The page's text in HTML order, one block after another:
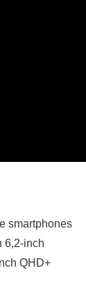
smartphones
6,2-inch
QHD+